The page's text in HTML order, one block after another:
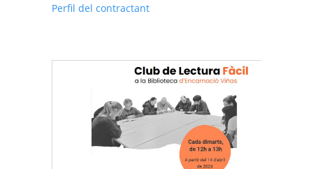
Perfil del contractant